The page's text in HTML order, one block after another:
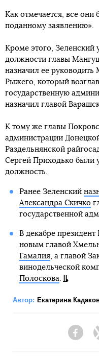
Как отмечается, все
поданному заявлению».
Кроме этого, Зеленский
должности главы
назначил ее
Рыжего, который
государственную
назначил главой
К тому же главы
администрации
Раздельнянской
Сергей Приходько были
должность.
Ранее Зеленский
Александра Скичко
государственной
В декабре
новым главой
Гамалия, а главой
винодельческой
Полоскова
Автор: Екатерина